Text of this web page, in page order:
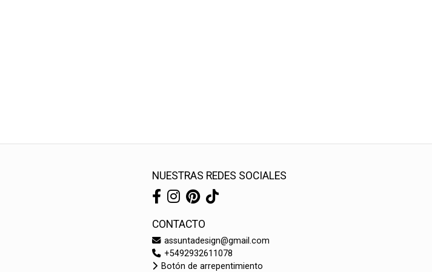
NUESTRAS REDES SOCIALES
CONTACTO
assuntadesign@gmail.com
+5492932611078
Botón de arrepentimiento